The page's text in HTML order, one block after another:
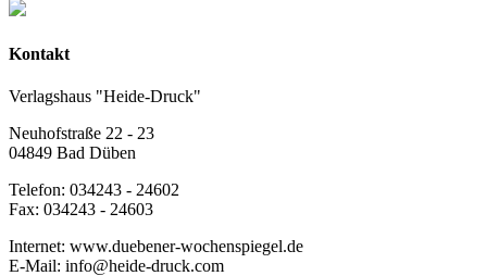
Kontakt
Verlagshaus "Heide-Druck"
Neuhofstraße 22 - 23
04849 Bad Düben
Telefon: 034243 - 24602
Fax: 034243 - 24603
Internet: www.duebener-wochenspiegel.de
E-Mail: info@heide-druck.com